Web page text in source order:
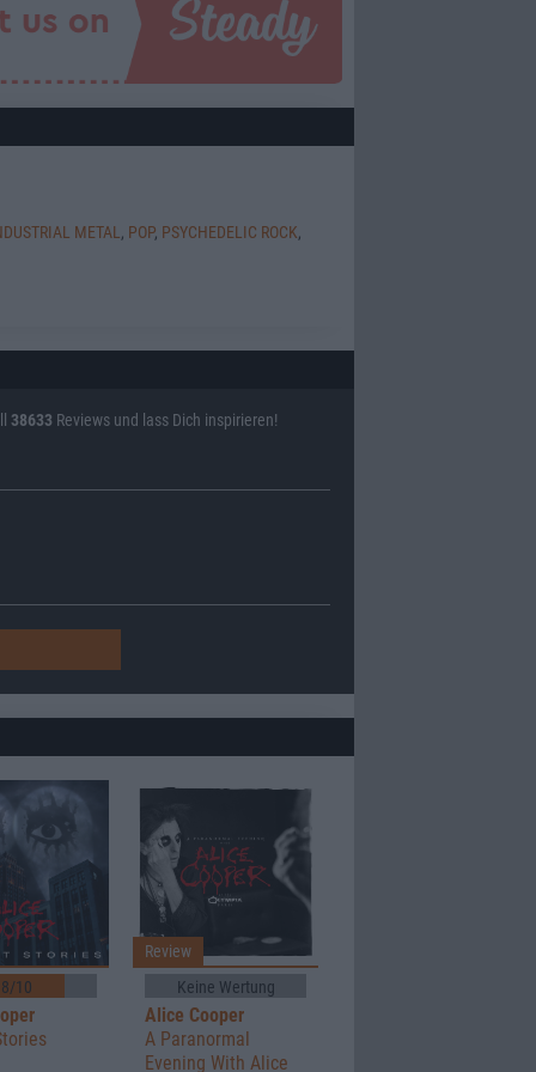
METAL , POP, PSYCHEDELIC ROCK,
38633 Reviews und lass Dich inspirieren!
8/10 Keine Wertung
Review
Alice Cooper
A Paranormal
Evening With Alice